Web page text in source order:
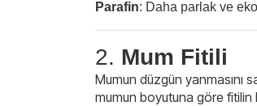
Parafin: Daha parlak ve
2. Mum Fitili
Mumun düzgün yanmasını
mumun boyutuna göre fitilin